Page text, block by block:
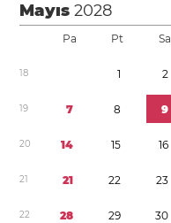
Mayıs2028
Pa Pt Sa
18 1 2
19 7 8 9
20 14 15 16
21 21 22 23
22 28 29 30